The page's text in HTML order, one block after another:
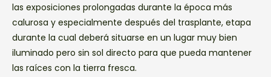
las exposiciones prolongadas durante la época más
calurosa y especialmente después del trasplante, etapa
durante la cual deberá situarse en un lugar muy bien
iluminado pero sin sol directo para que pueda mantener
las raíces con la tierra fresca.